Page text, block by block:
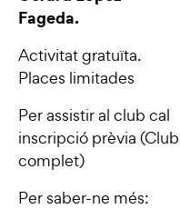
Fageda.
Activitat gratuïta.
Places limitades
Per assistir al club cal
inscripció prèvia (Club
complet)
Per saber-ne més: